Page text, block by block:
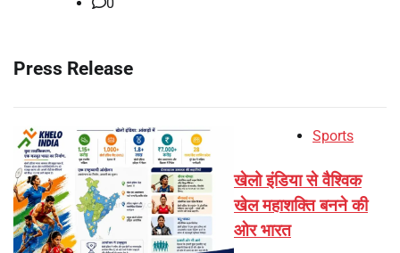
Press Release
Sports
खेलो इंडिया से वैश्विक
खेल महाशक्ति बनने की
ओर भारत